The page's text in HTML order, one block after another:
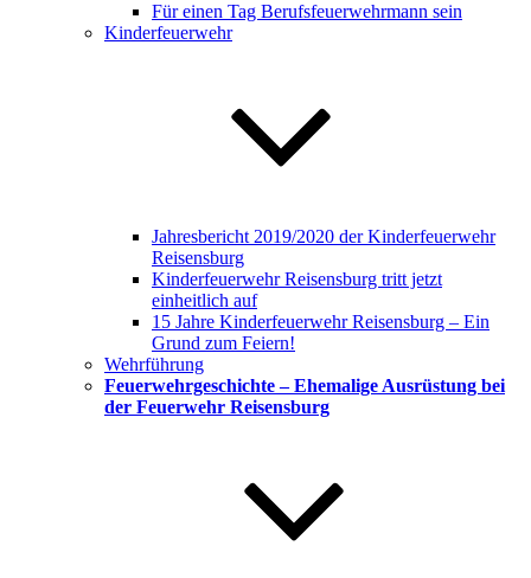
Für einen Tag Berufsfeuerwehrmann sein
Kinderfeuerwehr
Jahresbericht 2019/2020 der Kinderfeuerwehr
Reisensburg
Kinderfeuerwehr Reisensburg tritt jetzt
einheitlich auf
15 Jahre Kinderfeuerwehr Reisensburg – Ein
Grund zum Feiern!
Wehrführung
Feuerwehrgeschichte – Ehemalige Ausrüstung bei
der Feuerwehr Reisensburg